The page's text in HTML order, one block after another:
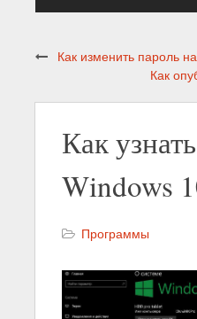
Как изменить пароль
Как
Как
Windows
Программы